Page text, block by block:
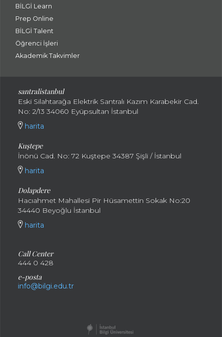
BİLGİ Learn
Prep Online
BİLGİ Talent
Öğrenci İşleri
Akademik Takvimler
santralistanbul
Eski Silahtarağa Elektrik Santralı Kazım Karabekir Cad.
No: 2/13 34060 Eyüpsultan İstanbul
harita
Kuştepe
İnönü Cad. No: 72 Kuştepe 34387 Şişli / İstanbul
harita
Dolapdere
Hacıahmet Mahallesi Pir Hüsamettin Sokak No:20
34440 Beyoğlu İstanbul
harita
Call Center
444 0 428
e-posta
info@bilgi.edu.tr